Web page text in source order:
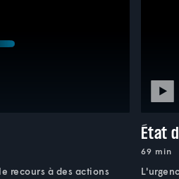
recours à des actions
État
69 min